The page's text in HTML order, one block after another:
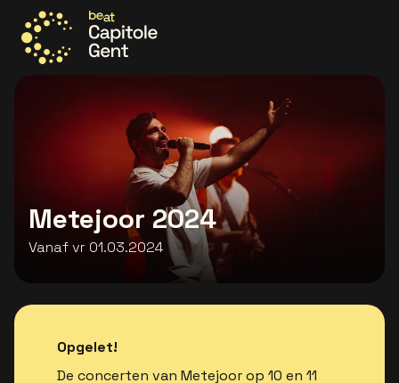
Metejoor 2024
Vanaf vr 01.03.2024
Opgelet!
De concerten van Metejoor op 10 en 11